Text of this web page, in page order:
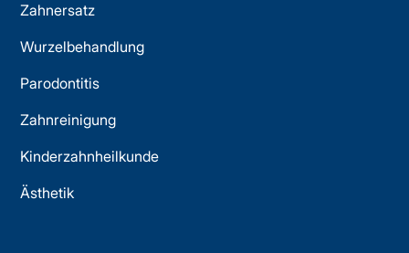
Zahnersatz
Wurzelbehandlung
Parodontitis
Zahnreinigung
Kinderzahnheilkunde
Ästhetik